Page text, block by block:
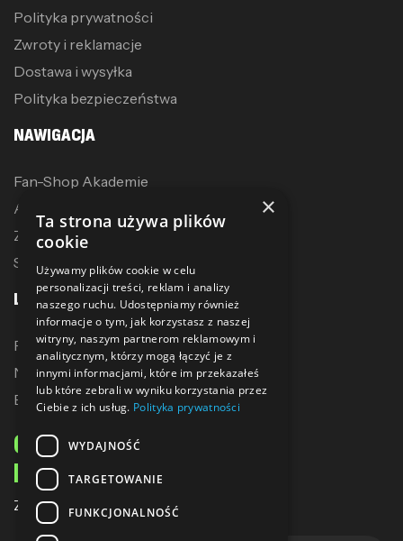
Polityka prywatności
Zwroty i reklamacje
Dostawa i wysyłka
Polityka bezpieczeństwa
NAWIGACJA
Fan-Shop Akademie
Akcesoria treningowe
Zostań dystrybutorem
Sublimacja
LINKI
Promocje
Nowe produkty
Bestsellery
ODBIERZ 10% ZNIŻKI
NA PIERWSZE ZAKUPY
Zapisz się do naszego newslettera
×
Ta strona używa plików
cookie
Używamy plików cookie w celu
personalizacji treści, reklam i analizy
naszego ruchu. Udostępniamy również
informacje o tym, jak korzystasz z naszej
witryny, naszym partnerom reklamowym i
analitycznym, którzy mogą łączyć je z
innymi informacjami, które im przekazałeś
lub które zebrali w wyniku korzystania przez
Ciebie z ich usług. Polityka prywatności
WYDAJNOŚĆ
TARGETOWANIE
FUNKCJONALNOŚĆ